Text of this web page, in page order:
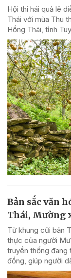
Hội thi hái quả lê
Thái với mùa Thu
Hồng Thái, tỉnh
Bản sắc văn
Thái, Mường
Từ khung cửi bản
thực của người
truyền thống đang
đồng, giúp người